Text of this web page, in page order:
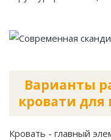
Варианты
кровати для
Кровать - главный